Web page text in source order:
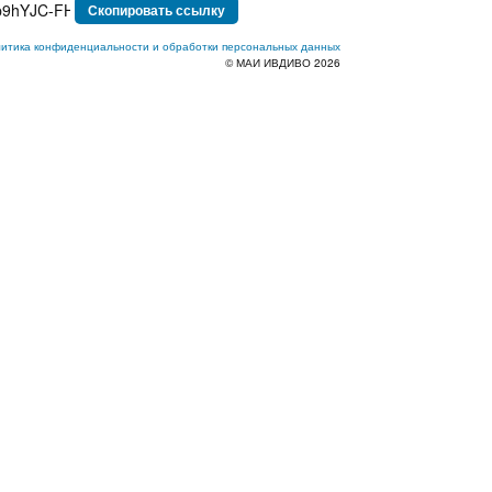
Скопировать ссылку
конфиденциальности и обработки персональных данных
© МАИ ИВДИВО 2026